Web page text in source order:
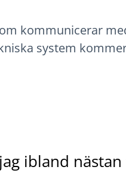
kommunicerar
system
ibland